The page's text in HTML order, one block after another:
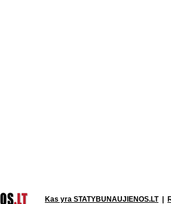
Kas yra STATYBUNAUJIENOS.LT|